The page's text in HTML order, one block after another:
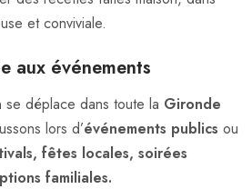
et conviviale.
aux événements
se déplace dans toute la Gironde
lors d’événements publics ou
fêtes locales, soirées
familiales.